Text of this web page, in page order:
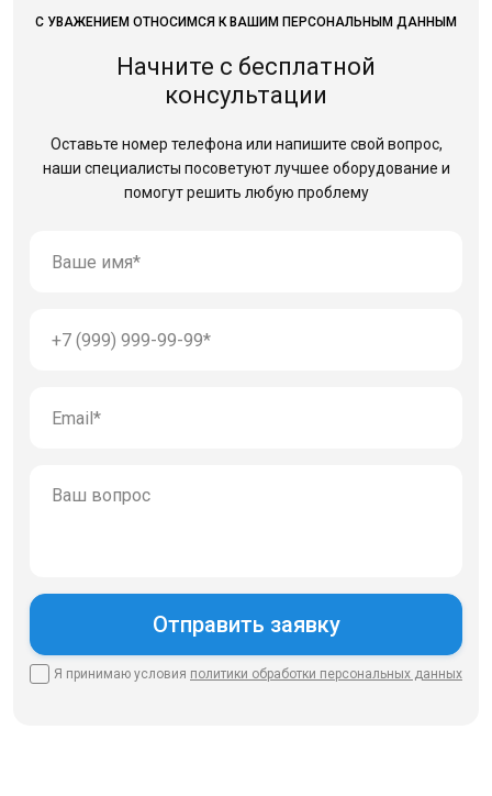
С УВАЖЕНИЕМ ОТНОСИМСЯ К ВАШИМ ПЕРСОНАЛЬНЫМ ДАННЫМ
Начните с бесплатной
консультации
Оставьте номер телефона или напишите свой вопрос,
наши специалисты посоветуют лучшее оборудование и
помогут решить любую проблему
Я принимаю условия политики обработки персональных данных